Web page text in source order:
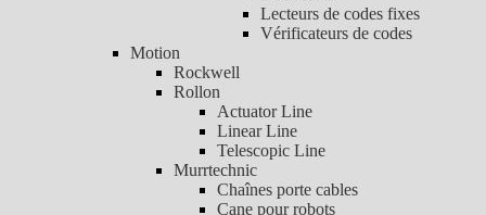
Lecteurs de codes fixes
Vérificateurs de codes
Motion
Rockwell
Rollon
Actuator Line
Linear Line
Telescopic Line
Murrtechnic
Chaînes porte cables
Cane pour robots